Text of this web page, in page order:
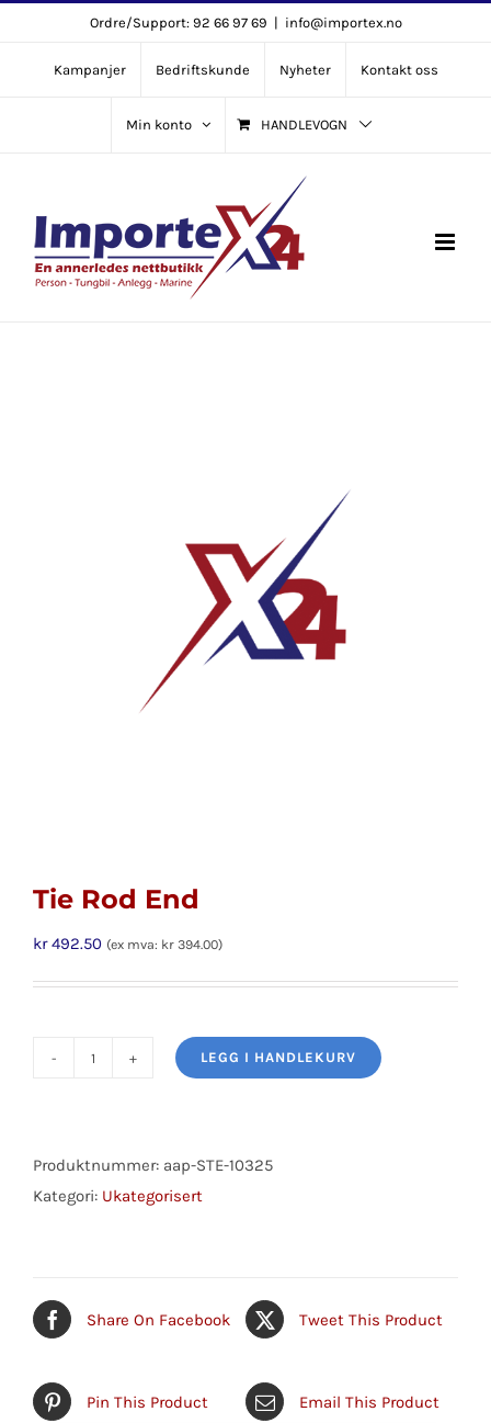
content
Ordre/Support: 92 66 97 69 | info@importex.no
Kampanjer Bedriftskunde Nyheter Kontakt oss
Min konto HANDLEVOGN
Tie Rod End
kr492.50 (ex mva: kr 394.00)
antall
LEGG I HANDLEKURV
Produktnummer: aap-STE-10325
Kategori: Ukategorisert
Share On Facebook Tweet This Product
Pin This Product Email This Product